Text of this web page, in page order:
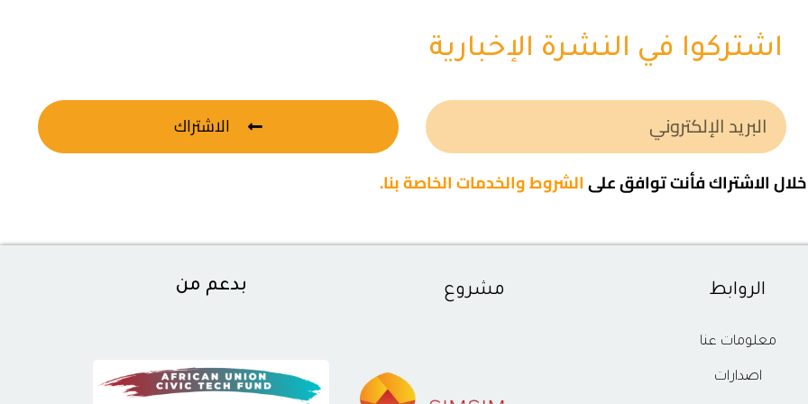
اشتركوا في النشرة الإخبارية
الاشتراك
الاشتراك فأنت توافق علىالشروط والخدمات الخاصة بنا.
الروابط
معلومات عنا
اصدارات
مشروع بدعم من